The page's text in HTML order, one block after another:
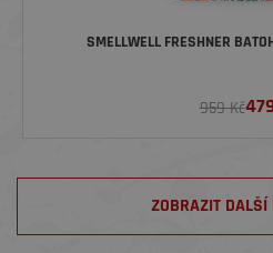
SMELLWELL FRESHNER
959 Kč
ZOBRAZIT DALŠÍ